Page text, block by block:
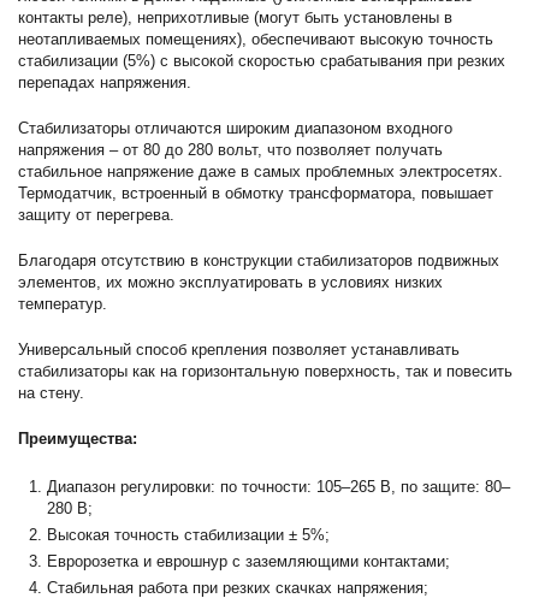
контакты реле), неприхотливые (могут быть установлены в
неотапливаемых помещениях), обеспечивают высокую точность
стабилизации (5%) с высокой скоростью срабатывания при резких
перепадах напряжения.
Стабилизаторы отличаются широким диапазоном входного
напряжения – от 80 до 280 вольт, что позволяет получать
стабильное напряжение даже в самых проблемных электросетях.
Термодатчик, встроенный в обмотку трансформатора, повышает
защиту от перегрева.
Благодаря отсутствию в конструкции стабилизаторов подвижных
элементов, их можно эксплуатировать в условиях низких
температур.
Универсальный способ крепления позволяет устанавливать
стабилизаторы как на горизонтальную поверхность, так и повесить
на стену.
Преимущества:
Диапазон регулировки: по точности: 105–265 В, по защите: 80–
280 В;
Высокая точность стабилизации ± 5%;
Евророзетка и еврошнур с заземляющими контактами;
Стабильная работа при резких скачках напряжения;